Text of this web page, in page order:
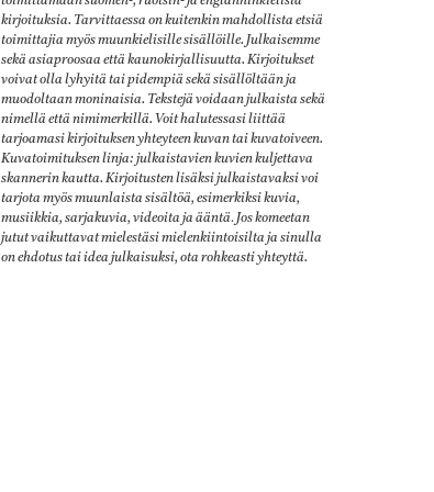
kirjoituksia. Tarvittaessa on kuitenkin mahdollista etsiä
toimittajia myös muunkielisille sisällöille. Julkaisemme
sekä asiaproosaa että kaunokirjallisuutta. Kirjoitukset
voivat olla lyhyitä tai pidempiä sekä sisällöltään ja
muodoltaan moninaisia. Tekstejä voidaan julkaista sekä
nimellä että nimimerkillä. Voit halutessasi liittää
tarjoamasi kirjoituksen yhteyteen kuvan tai kuvatoiveen.
Kuvatoimituksen linja: julkaistavien kuvien kuljettava
skannerin kautta. Kirjoitusten lisäksi julkaistavaksi voi
tarjota myös muunlaista sisältöä, esimerkiksi kuvia,
musiikkia, sarjakuvia, videoita ja ääntä. Jos komeetan
jutut vaikuttavat mielestäsi mielenkiintoisilta ja sinulla
on ehdotus tai idea julkaisuksi, ota rohkeasti yhteyttä.